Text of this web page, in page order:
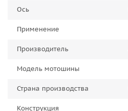
Ось
Применение
Производитель
Модель мотошины
Страна производства
Конструкция